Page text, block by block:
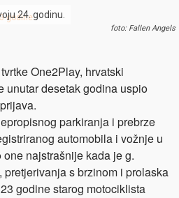
24. godinu.
foto: Fallen Angels
One2Play, hrvatski
unutar desetak godina uspio
parkiranja i prebrze
automobila i vožnje u
najstrašnije kada je g.
s brzinom i prolaska
godine starog motociklista